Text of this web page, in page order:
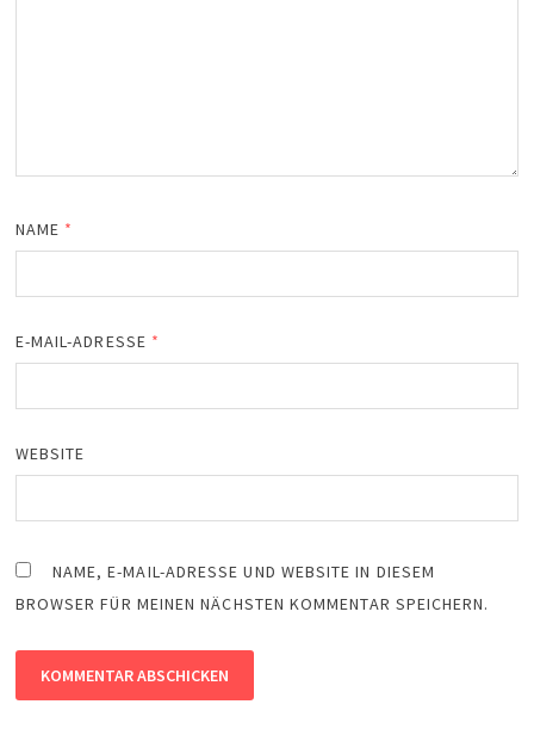
NAME *
E-MAIL-ADRESSE *
WEBSITE
NAME, E-MAIL-ADRESSE UND WEBSITE IN DIESEM
BROWSER FÜR MEINEN NÄCHSTEN KOMMENTAR SPEICHERN.